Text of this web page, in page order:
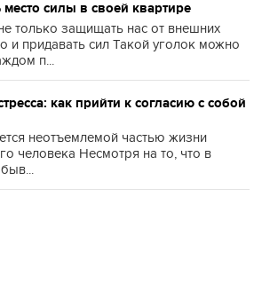
место силы в своей квартире
только защищать нас от внешних
и придавать сил Такой уголок можно
п...
как прийти к согласию с собой
неотъемлемой частью жизни
человека Несмотря на то, что в